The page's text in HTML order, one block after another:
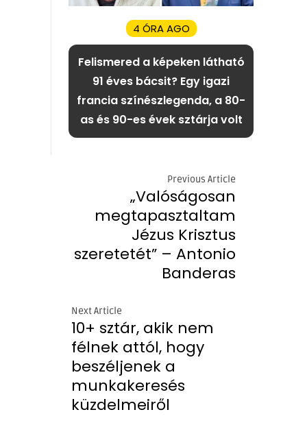
4 ÓRA AGO
Felismered a képeken látható
91 éves bácsit? Egy igazi
francia színészlegenda, a 80-
as és 90-es évek sztárja volt
Previous Article
„Valóságosan
megtapasztaltam
Jézus Krisztus
szeretetét” – Antonio
Banderas
Next Article
10+ sztár, akik nem
félnek attól, hogy
beszéljenek a
munkakeresés
küzdelmeiről